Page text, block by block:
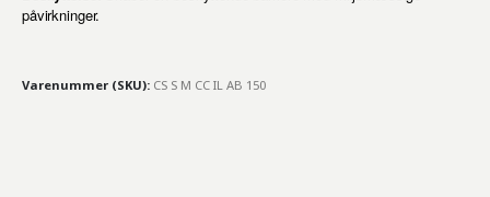
påvirkninger.
Varenummer (SKU): CS S M CC IL AB 150